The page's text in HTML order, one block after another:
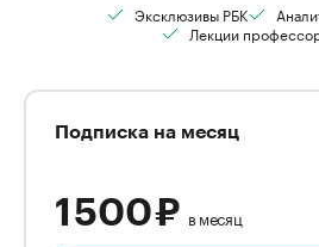
Эксклюзивы РБК
Лекции
Подписка на месяц
1 500 ₽ в месяц